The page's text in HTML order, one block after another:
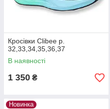
Кросівки Clibee р.
32,33,34,35,36,37
В наявності
1 350 ₴
Новинка